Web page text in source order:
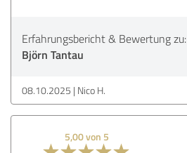
Erfahrungsbericht & Bewertung zu:
Björn Tantau
08.10.2025 Nico H.
5,00 von 5